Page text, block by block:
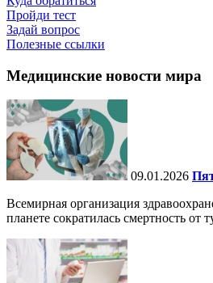
Пройди тест
Задай вопрос
Полезные ссылки
Медицинские новости мира
09.01.2026
Всемирная организация
планете сократилась смертность от